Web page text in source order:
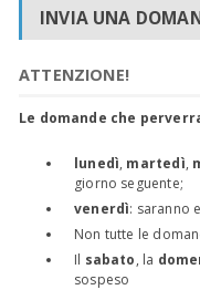
INVIA UNA
ATTENZIONE!
Le domande che
lunedì, martedì,
giorno seguente;
venerdì: saranno
Non tutte le
Il sabato, la
sospeso